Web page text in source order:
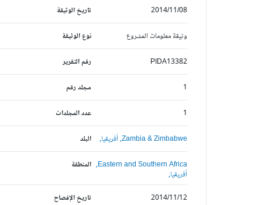
تاريخ الوثيقة 2014/11/08
نوع الوثيقة وثيقة معلومات المشروع
رقم التقرير PIDA13382
مجلد رقم 1
عدد المجلدات 1
البلد Zambia & Zimbabwe, أفريقيا,
المنطقة Eastern and Southern Africa,
أفريقيا,
تاريخ الإفصاح
2014/11/12